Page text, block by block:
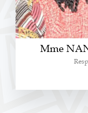
Mme